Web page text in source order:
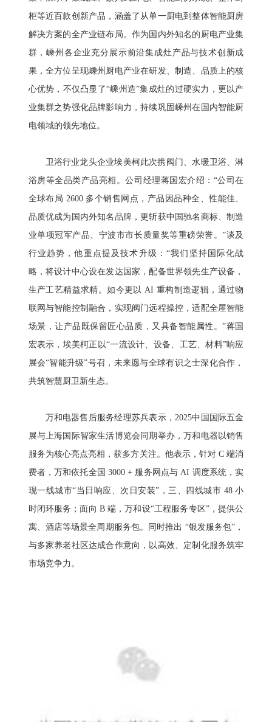
柜等近百款创新产品，涵盖了从单一厨电到整体智能厨房
解决方案的全产业链布局。作为国内外知名的厨电产业集
群，嵊州各企业充分展示前沿集成灶产品与技术创新成
果，全方位呈现嵊州厨电产业在研发、制造、品质上的核
心优势，不仅凸显了“嵊州造”集成灶的过硬实力，更以产
业集群之势强化品牌影响力，持续巩固嵊州在国内智能厨
电领域的领先地位。
卫浴行业龙头企业埃美柯此次携阀门、水暖卫浴、淋
浴房等全品类产品亮相。公司经理蒋国宏介绍：“公司在
全球布局 2600 多个销售网点，产品因品种全、性能佳、
品质优成为国内外知名品牌，更斩获中国驰名商标、制造
业单项冠军产品、宁波市市长质量奖等重磅荣誉。”谈及
行业趋势，他重点提及技术升级：“我们坚持国际化战
略，将设计中心设在发达国家，配备世界领先生产设备，
生产工艺精益求精。如今更以 AI 重构制造逻辑，通过物
联网与智能控制融合，实现阀门远程操控，适配全屋智能
场景，让产品既保留匠心品质，又具备智能属性。”蒋国
宏表示，埃美柯正以“一流设计、设备、工艺、材料”响应
展会“智能升级”号召，未来愿与全球有识之士深化合作，
共筑智慧厨卫新生态。
万和电器售后服务经理苏兵表示，2025中国国际五金
展与上海国际智家生活博览会同期举办，万和电器以销售
服务为核心亮点亮相，获多方关注。他表示，针对 C 端消
费者，万和依托全国 3000 + 服务网点与 AI 调度系统，实
现一线城市“当日响应、次日安装”，三、四线城市 48 小
时闭环服务；面向 B 端，万和设“工程服务专区”，提供公
寓、酒店等场景全周期服务包。同时推出 “银发服务包”，
与多家养老社区达成合作意向，以高效、定制化服务筑牢
市场竞争力。